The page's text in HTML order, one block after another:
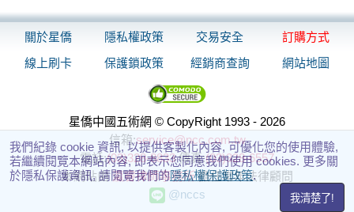
關於星僑 隱私權政策 交易安全
訂購方式
線上刷卡
保護鎖政策 經銷商查詢 網站地圖
星僑中國五術網 © CopyRight 1993 - 2026
信箱:service@ncc.com.tw
電話:(03)328-8833傳真:(03)328-6557
本網站由瀛睿律師事務所擔任常年法律顧問
@nccs
我們紀錄 cookie 資訊, 以提供客製化內容, 可優化您的使用體驗,
若繼續閱覽本網站內容, 即表示您同意我們使用 cookies. 更多關
於隱私保護資訊, 請閱覽我們的隱私權保護政策.
我清楚了!